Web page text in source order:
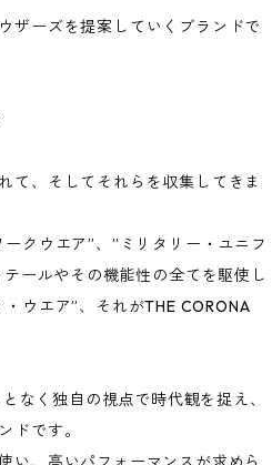
ザーズを提案していくブランドで
て、そしてそれらを収集してきま
クウエア”、”ミリタリー・ユニフ
ールやその機能性の全てを駆使し
ウエア”、それがTHE CORONA
なく独自の視点で時代観を捉え、
ドです。